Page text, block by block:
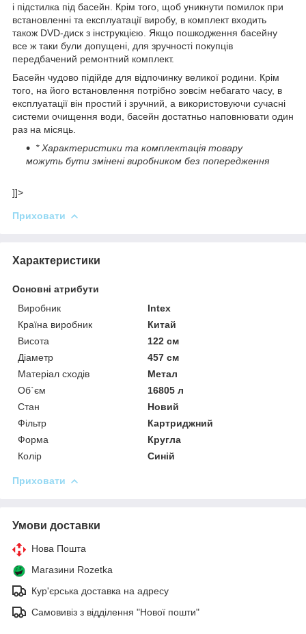
і підстилка під басейн. Крім того, щоб уникнути помилок при
встановленні та експлуатації виробу, в комплект входить
також DVD-диск з інструкцією. Якщо пошкодження басейну
все ж таки були допущені, для зручності покупців
передбачений ремонтний комплект.
Басейн чудово підійде для відпочинку великої родини. Крім
того, на його встановлення потрібно зовсім небагато часу, в
експлуатації він простий і зручний, а використовуючи сучасні
системи очищення води, басейн достатньо наповнювати один
раз на місяць.
* Характеристики та комплектація товару
можуть бути змінені виробником без попередження
]]>
Приховати
Характеристики
Основні атрибути
Виробник
Intex
Країна виробник
Китай
Висота
122 см
Діаметр
457 см
Матеріал сходів
Метал
Об`єм
16805 л
Стан
Новий
Фільтр
Картриджний
Форма
Кругла
Колір
Синій
Приховати
Умови доставки
Нова Пошта
Магазини Rozetka
Кур'єрська доставка на адресу
Самовивіз з відділення "Нової пошти"